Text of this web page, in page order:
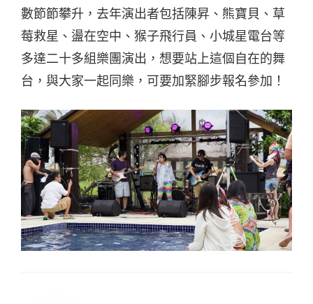
數節節攀升，去年演出者包括陳昇、熊寶貝、草
莓救星、盪在空中、猴子飛行員、小城星電台等
多達二十多組樂團演出，想要站上這個自在的舞
台，與大家一起同樂，可要加緊腳步報名參加！